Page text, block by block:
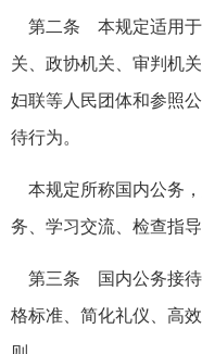
第二条 本规定适用于
关、政协机关、审判机
妇联等人民团体和参照
待行为。
本规定所称国内公务
务、学习交流、检查指
第三条 国内公务接待
格标准、简化礼仪、高